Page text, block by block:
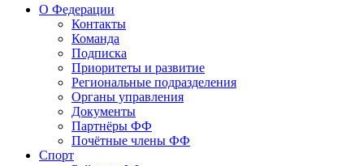
О Федерации
Контакты
Команда
Подписка
Приоритеты и развитие
Региональные подразделения
Органы управления
Документы
Партнёры ФФ
Почётные члены ФФ
Спорт